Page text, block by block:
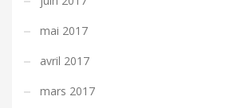
mai 2017
avril 2017
mars 2017